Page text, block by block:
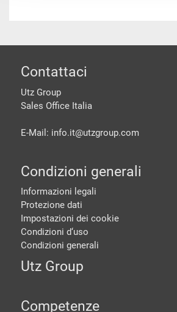
piè di pagine
Contattaci
Utz Group
Sales Office Italia
E-Mail: info.it@utzgroup.com
Condizioni generali
Informazioni legali
Protezione dati
Impostazioni dei cookie
Condizioni d‘uso
Condizioni generali
Utz Group
Competenze